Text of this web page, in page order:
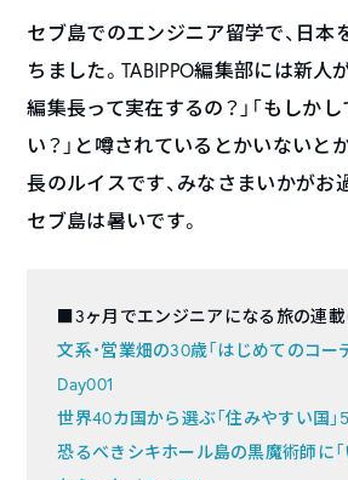
セブ島でのエンジニア留学で、日本
ちました。TABIPPO編集部には新人
編集長って実在するの？」「もしか
い？」と噂されているとかいないと
長のルイスです、みなさまいかがお
セブ島は暑いです。
■3ヶ月でエンジニアになる旅の連載
文系・営業畑の30歳「はじめてのコー
Day001
世界40カ国から選ぶ「住みやすい国
恐るべきシキホール島の黒魔術師に「